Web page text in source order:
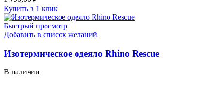
Купить в 1 клик
Быстрый просмотр
Добавить в список желаний
Изотермическое одеяло Rhino Rescue
В наличии